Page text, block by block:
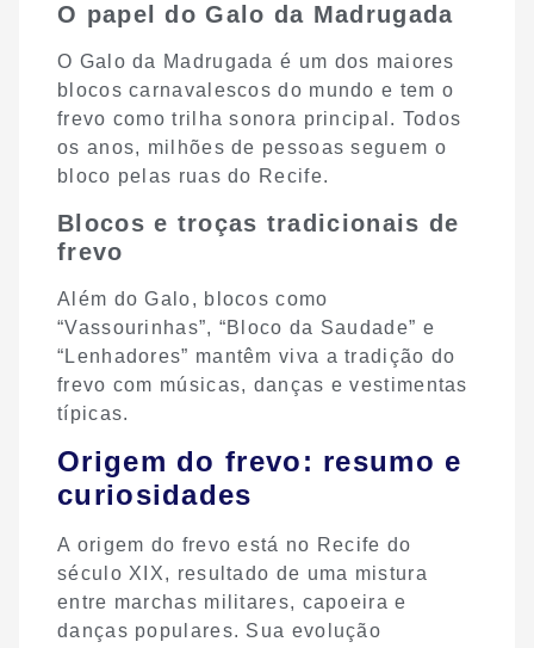
O papel do Galo da Madrugada
O Galo da Madrugada é um dos maiores
blocos carnavalescos do mundo e tem o
frevo como trilha sonora principal. Todos
os anos, milhões de pessoas seguem o
bloco pelas ruas do Recife.
Blocos e troças tradicionais de
frevo
Além do Galo, blocos como
“Vassourinhas”, “Bloco da Saudade” e
“Lenhadores” mantêm viva a tradição do
frevo com músicas, danças e vestimentas
típicas.
Origem do frevo: resumo e
curiosidades
A origem do frevo está no Recife do
século XIX, resultado de uma mistura
entre marchas militares, capoeira e
danças populares. Sua evolução